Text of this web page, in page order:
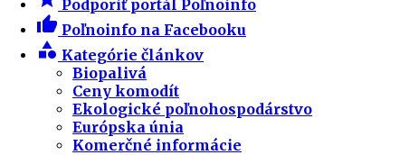
Podporiť portál Poľnoinfo
thumb_up Poľnoinfo na Facebooku
category Kategórie článkov
Biopalivá
Ceny komodít
Ekologické poľnohospodárstvo
Európska únia
Komerčné informácie